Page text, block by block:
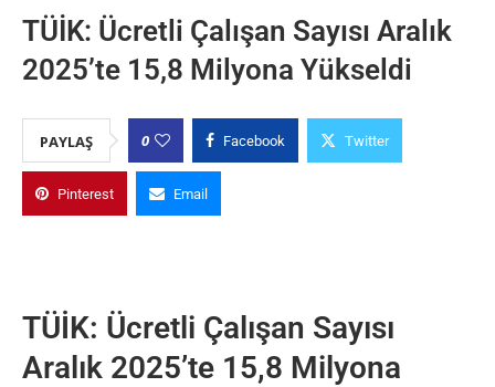
TÜİK: Ücretli Çalışan Sayısı Aralık
2025’te 15,8 Milyona Yükseldi
PAYLAŞ 0 Facebook Twitter
Pinterest Email
TÜİK: Ücretli Çalışan Sayısı
Aralık 2025’te 15,8 Milyona